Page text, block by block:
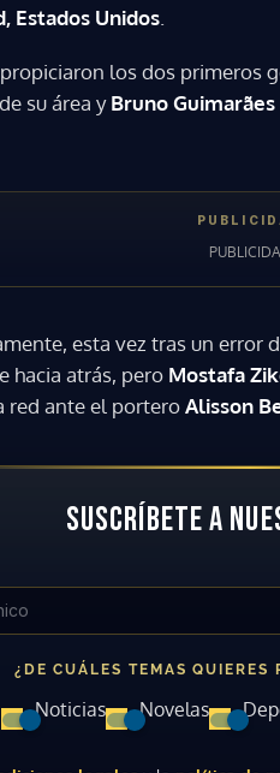
Estados Unidos
propiciaron los dos primeros
su área yBruno Guimarães
esta vez tras un error
hacia atrás, pero Mostafa
red ante el porteroAlisson
SUSCRÍBETE A
¿DE CUÁLES TEMAS QUIERES
Noticias Novelas